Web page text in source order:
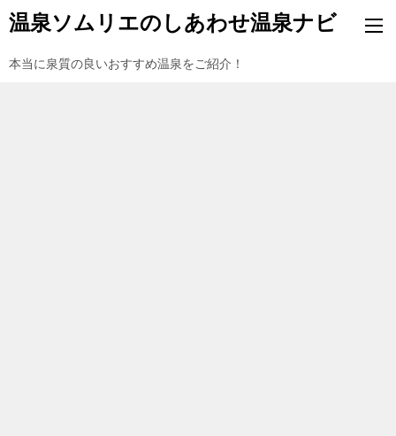
温泉ソムリエのしあわせ温泉ナビ
本当に泉質の良いおすすめ温泉をご紹介！